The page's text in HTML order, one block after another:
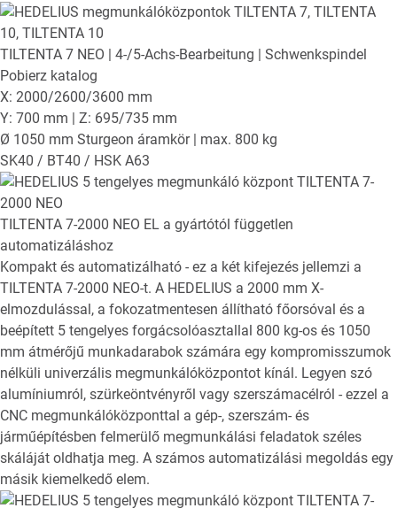
TILTENTA 7 NEO | 4-/5-Achs-Bearbeitung | Schwenkspindel
Pobierz katalog
X: 2000/2600/3600 mm
Y: 700 mm | Z: 695/735 mm
Ø 1050 mm Sturgeon áramkör | max. 800 kg
SK40 / BT40 / HSK A63
TILTENTA 7-2000 NEO EL a gyártótól független
automatizáláshoz
Kompakt és automatizálható - ez a két kifejezés jellemzi a
TILTENTA 7-2000 NEO-t. A HEDELIUS a 2000 mm X-
elmozdulással, a fokozatmentesen állítható főorsóval és a
beépített 5 tengelyes forgácsolóasztallal 800 kg-os és 1050
mm átmérőjű munkadarabok számára egy kompromisszumok
nélküli univerzális megmunkálóközpontot kínál. Legyen szó
alumíniumról, szürkeöntvényről vagy szerszámacélról - ezzel a
CNC megmunkálóközponttal a gép-, szerszám- és
járműépítésben felmerülő megmunkálási feladatok széles
skáláját oldhatja meg. A számos automatizálási megoldás egy
másik kiemelkedő elem.